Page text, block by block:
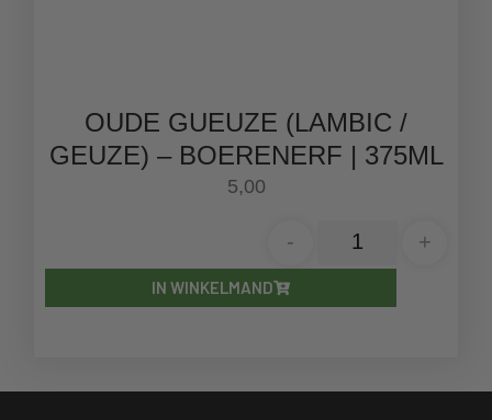
OUDE GUEUZE (LAMBIC /
GEUZE) – BOERENERF | 375ML
5,00
- +
IN WINKELMAND